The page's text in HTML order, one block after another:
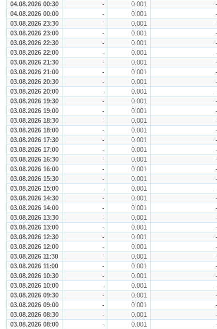
04.08.2026 00:30
- 0.001
-
04.08.2026 00:00
- 0.001
-
03.08.2026 23:30
- 0.001
-
03.08.2026 23:00
- 0.001
-
03.08.2026 22:30
- 0.001
-
03.08.2026 22:00
- 0.001
-
03.08.2026 21:30
- 0.001
-
03.08.2026 21:00
- 0.001
-
03.08.2026 20:30
- 0.001
-
03.08.2026 20:00
- 0.001
-
03.08.2026 19:30
- 0.001
-
03.08.2026 19:00
- 0.001
-
03.08.2026 18:30
- 0.001
-
03.08.2026 18:00
- 0.001
-
03.08.2026 17:30
- 0.001
-
03.08.2026 17:00
- 0.001
-
03.08.2026 16:30
- 0.001
-
03.08.2026 16:00
- 0.001
-
03.08.2026 15:30
- 0.001
-
03.08.2026 15:00
- 0.001
-
03.08.2026 14:30
- 0.001
-
03.08.2026 14:00
- 0.001
-
03.08.2026 13:30
- 0.001
-
03.08.2026 13:00
- 0.001
-
03.08.2026 12:30
- 0.001
-
03.08.2026 12:00
- 0.001
-
03.08.2026 11:30
- 0.001
-
03.08.2026 11:00
- 0.001
-
03.08.2026 10:30
- 0.001
-
03.08.2026 10:00
- 0.001
-
03.08.2026 09:30
- 0.001
-
03.08.2026 09:00
- 0.001
-
03.08.2026 08:30
- 0.001
-
03.08.2026 08:00
- 0.001
-